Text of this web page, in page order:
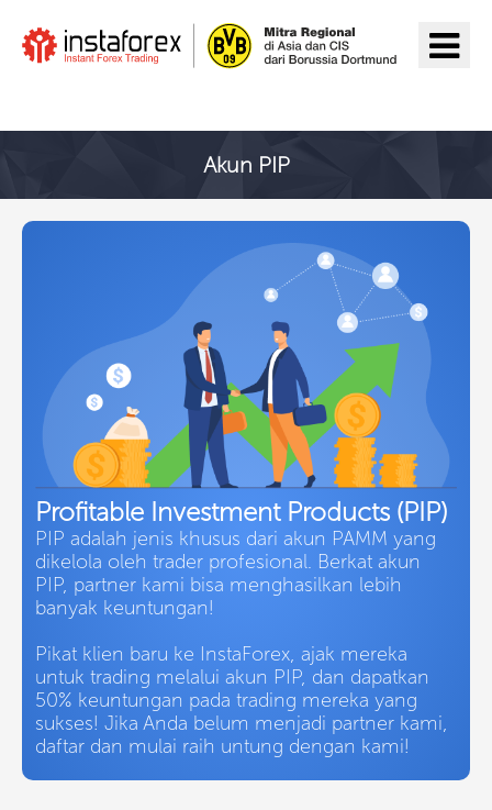
Akun PIP
Profitable Investment Products (PIP)
PIP adalah jenis khusus dari akun PAMM yang
dikelola oleh trader profesional. Berkat akun
PIP, partner kami bisa menghasilkan lebih
banyak keuntungan!
Pikat klien baru ke InstaForex, ajak mereka
untuk trading melalui akun PIP, dan dapatkan
50% keuntungan pada trading mereka yang
sukses! Jika Anda belum menjadi partner kami,
daftar dan mulai raih untung dengan kami!